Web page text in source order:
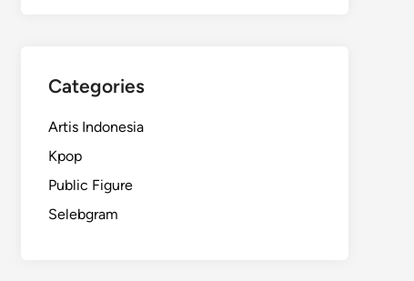
Categories
Artis Indonesia
Kpop
Public Figure
Selebgram